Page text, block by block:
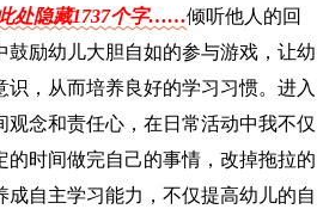
隐藏1737个字……倾听他人的回
励幼儿大胆自如的参与游戏，让幼
，从而培养良好的学习习惯。进入
念和责任心，在日常活动中我不仅
时间做完自己的事情，改掉拖拉的
自主学习能力，不仅提高幼儿的自